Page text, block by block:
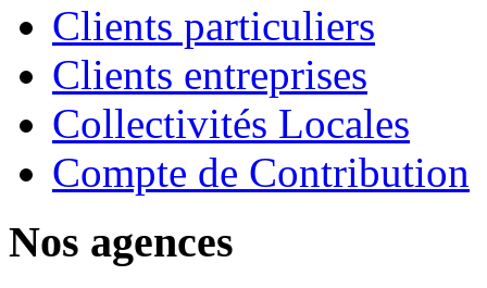
Clients particuliers
Clients entreprises
Collectivités Locales
Compte de Contribution
Nos agences